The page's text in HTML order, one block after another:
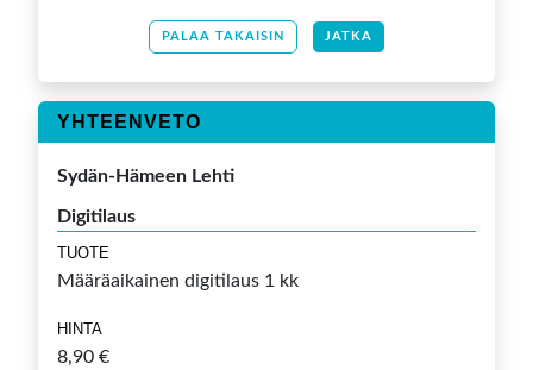
PALAA TAKAISIN JATKA
YHTEENVETO
Sydän-Hämeen Lehti
Digitilaus
TUOTE
Määräaikainen digitilaus 1 kk
HINTA
8,90 €